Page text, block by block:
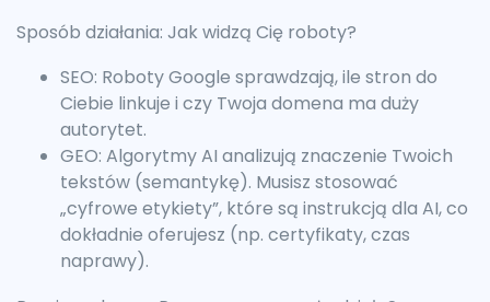
Sposób działania: Jak widzą Cię roboty?
SEO: Roboty Google sprawdzają, ile stron do
Ciebie linkuje i czy Twoja domena ma duży
autorytet.
GEO: Algorytmy AI analizują znaczenie Twoich
tekstów (semantykę). Musisz stosować
„cyfrowe etykiety”, które są instrukcją dla AI, co
dokładnie oferujesz (np. certyfikaty, czas
naprawy).